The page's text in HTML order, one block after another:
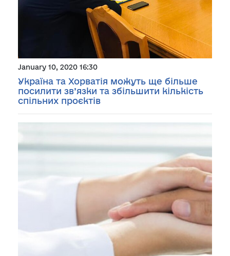
January 10, 2020 16:30
Україна та Хорватія можуть ще більше
посилити зв’язки та збільшити кількість
спільних проєктів